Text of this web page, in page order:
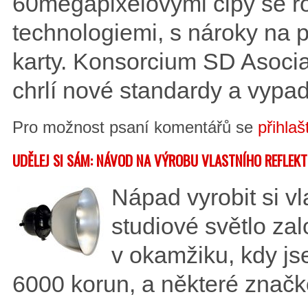
technologiemi, s nároky na
karty. Konsorcium SD
chrlí nové standardy a
Pro možnost psaní komentářů se
UDĚLEJ SI SÁM: NÁVOD NA VÝROBU VLASTNÍHO
Nápad vyrobit si
studiové světlo
v okamžiku, kdy
6000 korun, a některé